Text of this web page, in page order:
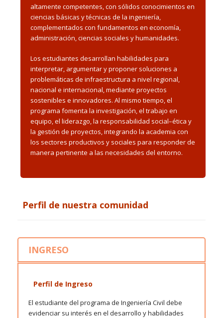
altamente competentes, con sólidos conocimientos en
ciencias básicas y técnicas de la ingeniería,
complementados con fundamentos en economía,
administración, ciencias sociales y humanidades.
Los estudiantes desarrollan habilidades para
interpretar, argumentar y proponer soluciones a
problemáticas de infraestructura a nivel regional,
nacional e internacional, mediante proyectos
sostenibles e innovadores. Al mismo tiempo, el
programa fomenta la investigación, el trabajo en
equipo, el liderazgo, la responsabilidad social–ética y
la gestión de proyectos, integrando la academia con
los sectores productivos y sociales para responder de
manera pertinente a las necesidades del entorno.
Perfil de nuestra comunidad
INGRESO
Perfil de Ingreso
El estudiante del programa de Ingeniería Civil debe
evidenciar su interés en el desarrollo y habilidades